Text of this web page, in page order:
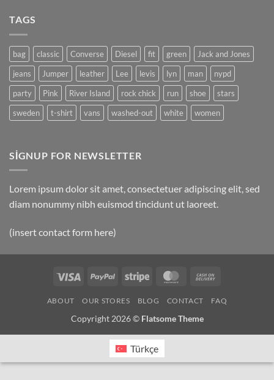
TAGS
bag classic Converse Diesel fit green
Jack and Jones
jeans
Jumper leather Lee levis lyn man
nypd
party
Pink River Island rock chick run shoe
stars
sweden
t-shirt vans washed-out white women
SIGNUP FOR NEWSLETTER
Lorem ipsum dolor sit amet, consectetuer adipiscing elit, sed
diam nonummy nibh euismod tincidunt ut laoreet.
(insert contact form here)
Visa PayPal Stripe MasterCard
Delivery
ABOUT OUR STORES BLOG CONTACT FAQ
Copyright 2026 © Flatsome Theme
Türkçe